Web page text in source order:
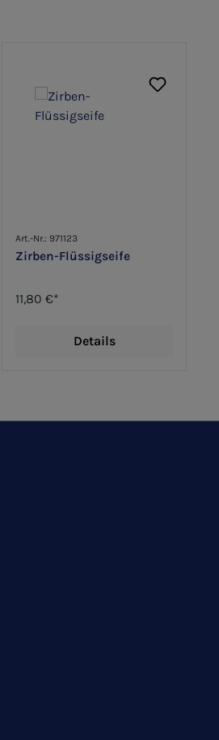
Art.-Nr.: 971123
Zirben-Flüssigseife
11,80 €*
Details